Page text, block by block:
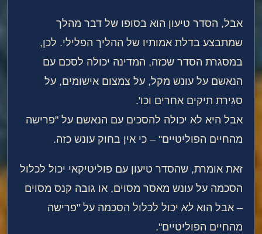
אבל, הסדר טיעון הוא בסופו של דבר מהלך
שמתבצע בדלת אמותיו של ההליך הפלילי. לכן,
במסגרת הסדר שכזה, המדינה יכולה לסכם עם
הנאשם על עונש מקל, על צמצום אישומים, על
סגירת תיקים אחרים וכו'.
אבל היא לא יכולה להסכים עם הנאשם על "פרישה
מהחיים הפוליטיים" – כי אין בחוק עונש כזה.
זאת אומרת, שהסדר טיעון עם פוליטיקאי יכול לכלול
הסכמה על עונש מאסר מסוים, או גובה קנס מסוים
– אבל הואלאיכול לכלול הסכמה על "פרישה
מהחיים הפוליטיים".